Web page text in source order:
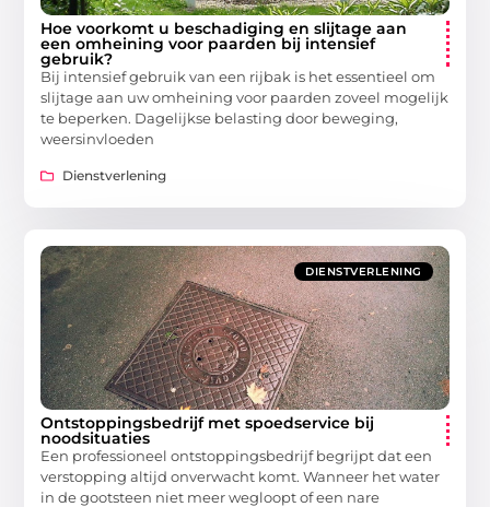
Hoe voorkomt u beschadiging en slijtage aan
een omheining voor paarden bij intensief
gebruik?
Bij intensief gebruik van een rijbak is het essentieel om
slijtage aan uw omheining voor paarden zoveel mogelijk
te beperken. Dagelijkse belasting door beweging,
weersinvloeden
Dienstverlening
DIENSTVERLENING
Ontstoppingsbedrijf met spoedservice bij
noodsituaties
Een professioneel ontstoppingsbedrijf begrijpt dat een
verstopping altijd onverwacht komt. Wanneer het water
in de gootsteen niet meer wegloopt of een nare